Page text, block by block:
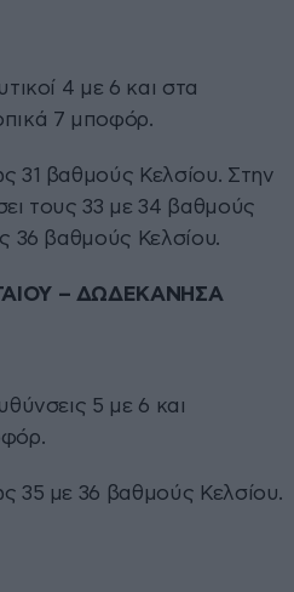
4 με 6 και στα
7 μποφόρ.
31 βαθμούς Κελσίου. Στην
τους 33 με 34 βαθμούς
36 βαθμούς Κελσίου.
– ΔΩΔΕΚΑΝΗΣΑ
5 με 6 και
35 με 36 βαθμούς Κελσίου.